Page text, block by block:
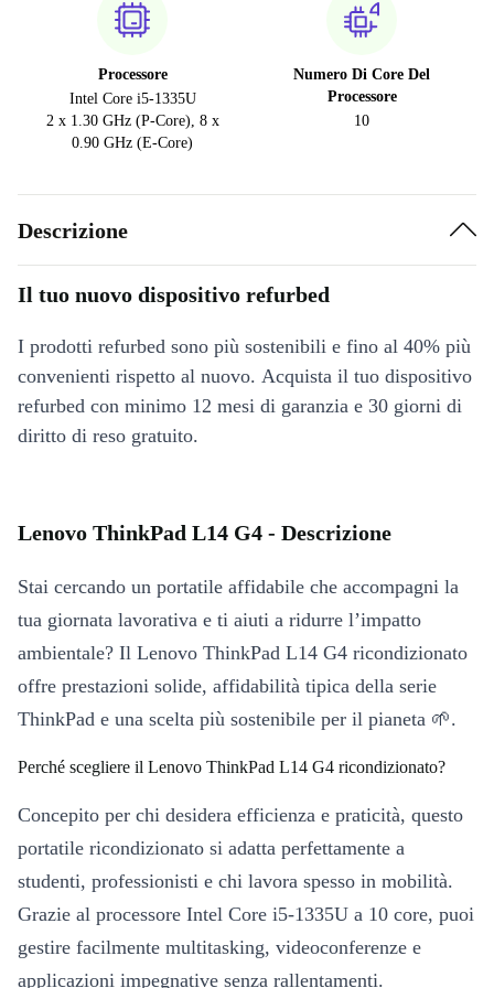
Processore
Intel Core i5-1335U
2 x 1.30 GHz (P-Core), 8 x
0.90 GHz (E-Core)
Numero Di Core Del
Processore
10
Descrizione
Il tuo nuovo dispositivo refurbed
I prodotti refurbed sono più sostenibili e fino al 40% più
convenienti rispetto al nuovo. Acquista il tuo dispositivo
refurbed con minimo 12 mesi di garanzia e 30 giorni di
diritto di reso gratuito.
Lenovo ThinkPad L14 G4 - Descrizione
Stai cercando un portatile affidabile che accompagni la
tua giornata lavorativa e ti aiuti a ridurre l’impatto
ambientale? Il Lenovo ThinkPad L14 G4 ricondizionato
offre prestazioni solide, affidabilità tipica della serie
ThinkPad e una scelta più sostenibile per il pianeta 🌱.
Perché scegliere il Lenovo ThinkPad L14 G4 ricondizionato?
Concepito per chi desidera efficienza e praticità, questo
portatile ricondizionato si adatta perfettamente a
studenti, professionisti e chi lavora spesso in mobilità.
Grazie al processore Intel Core i5-1335U a 10 core, puoi
gestire facilmente multitasking, videoconferenze e
applicazioni impegnative senza rallentamenti.